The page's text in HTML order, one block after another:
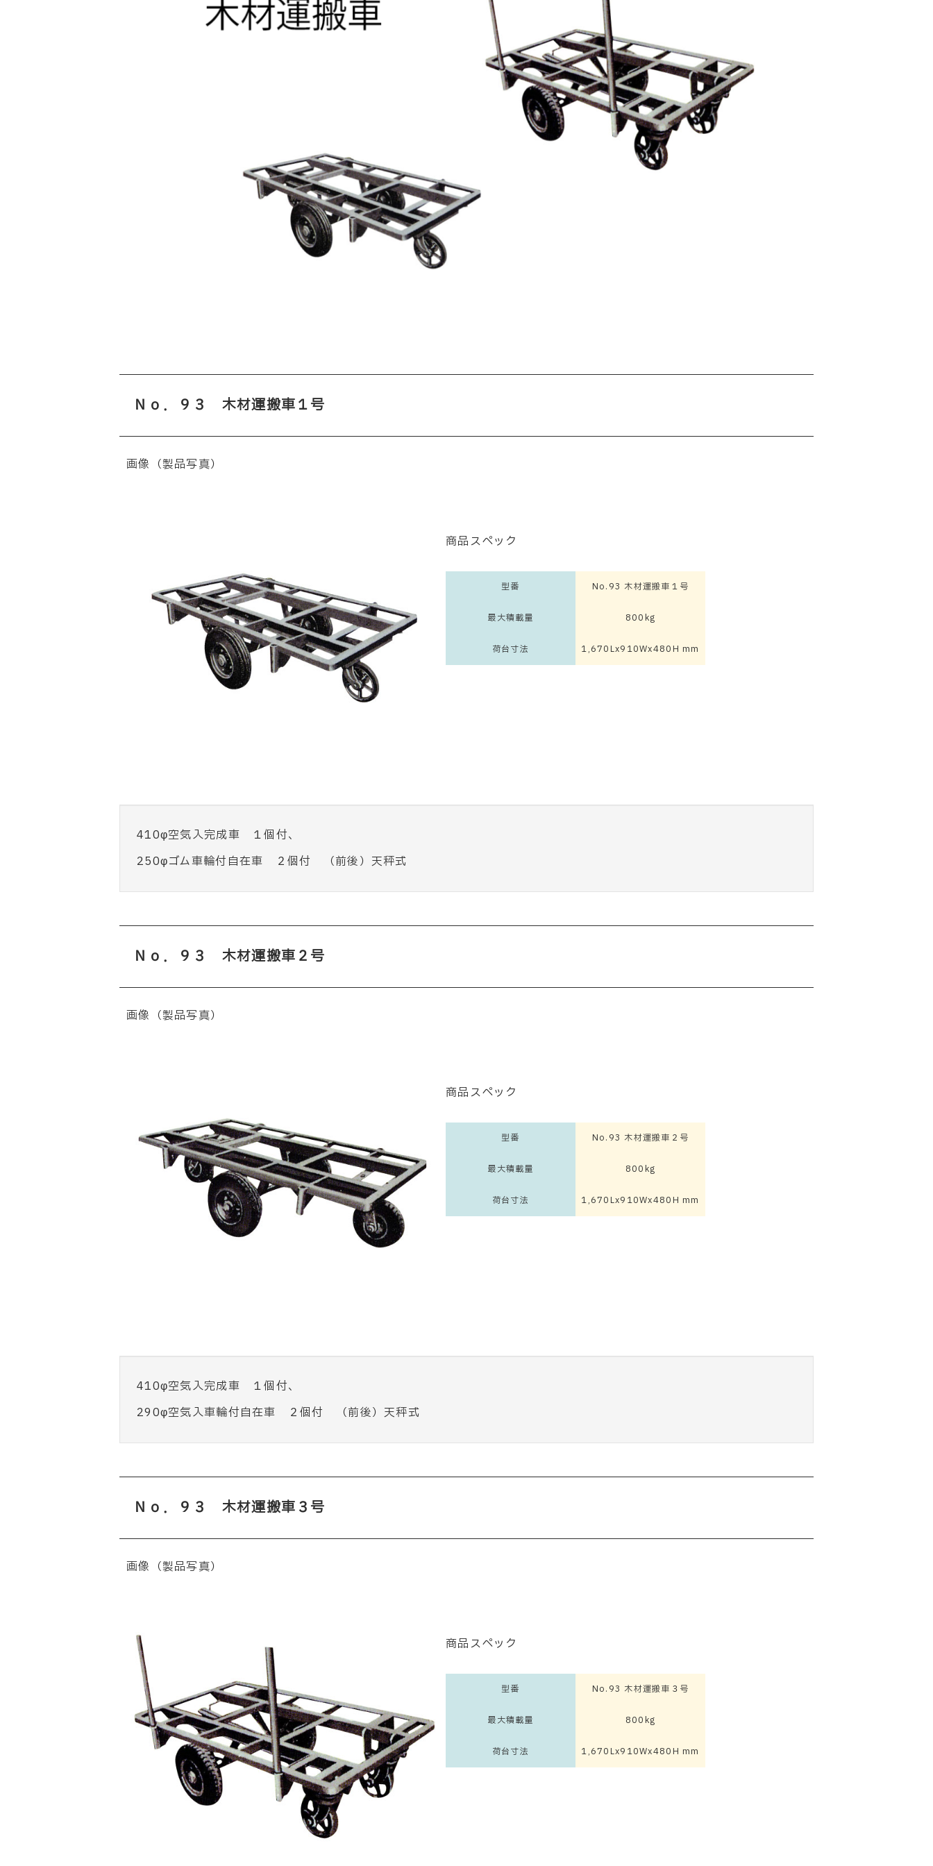
Ｎｏ．９３ 木材運搬車１号
画像（製品写真）
商品スペック
型番 No.93 木材運搬車１号
最大積載量 800kg
荷台寸法 1,670Lx910Wx480H mm
410φ空気入完成車 １個付、
250φゴム車輪付自在車 ２個付 （前後）天秤式
Ｎｏ．９３ 木材運搬車２号
画像（製品写真）
商品スペック
型番 No.93 木材運搬車２号
最大積載量 800kg
荷台寸法 1,670Lx910Wx480H mm
410φ空気入完成車 １個付、
290φ空気入車輪付自在車 ２個付 （前後）天秤式
Ｎｏ．９３ 木材運搬車３号
画像（製品写真）
商品スペック
型番 No.93 木材運搬車３号
最大積載量 800kg
荷台寸法 1,670Lx910Wx480H mm